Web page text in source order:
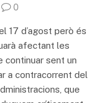
0
17 d’agost però és
afectant les
continuar sent un
a contracorrent del
que